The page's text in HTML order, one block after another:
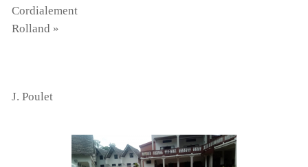
Cordialement
Rolland »
J. Poulet